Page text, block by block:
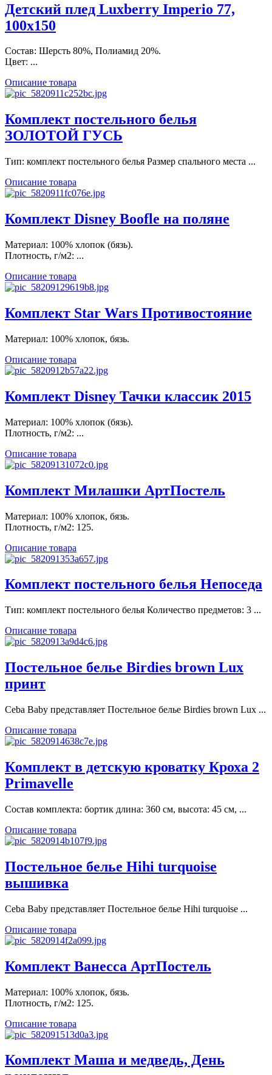
Детский плед Luxberry Imperio 77,
100х150
Состав: Шерсть 80%, Полиамид 20%.
Цвет: ...
Описание товара
Комплект постельного белья
ЗОЛОТОЙ ГУСЬ
Тип: комплект постельного белья Размер спального места ...
Описание товара
Комплект Disney Boofle на поляне
Материал: 100% хлопок (бязь).
Плотность, г/м2: ...
Описание товара
Комплект Star Wars Противостояние
Материал: 100% хлопок, бязь.
Описание товара
Комплект Disney Тачки классик 2015
Материал: 100% хлопок (бязь).
Плотность, г/м2: ...
Описание товара
Комплект Милашки АртПостель
Материал: 100% хлопок, бязь.
Плотность, г/м2: 125.
Описание товара
Комплект постельного белья Непоседа
Тип: комплект постельного белья Количество предметов: 3 ...
Описание товара
Постельное белье Birdies brown Lux
принт
Ceba Baby представляет Постельное белье Birdies brown Lux ...
Описание товара
Кoмплект в детскую кроватку Кроха 2
Primavelle
Состав комплекта: бортик длина: 360 см, высота: 45 см, ...
Описание товара
Постельное белье Hihi turquoise
вышивка
Ceba Baby представляет Постельное белье Hihi turquoise ...
Описание товара
Комплект Ванесса АртПостель
Материал: 100% хлопок, бязь.
Плотность, г/м2: 125.
Описание товара
Комплект Маша и медведь, День